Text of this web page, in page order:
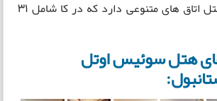
بود.همچنین این هتل اتاق های متنوعی دارد که در کا شامل 31
هتل سوئیس اوتل